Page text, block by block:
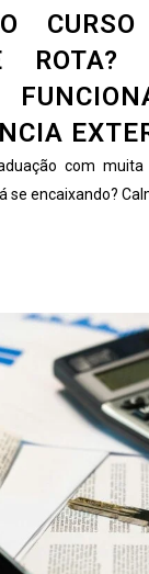
ROTA?
com muita
encaixando?